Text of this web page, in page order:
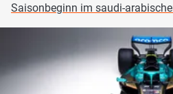
Saisonbeginn im saudi-